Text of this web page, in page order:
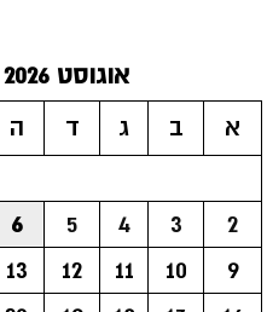
אוגוסט 2026
א
ב ג ד ה
2
3
4
5
6
9
10
11
12
13